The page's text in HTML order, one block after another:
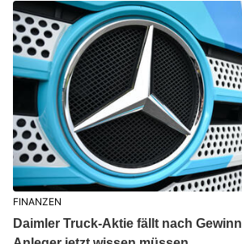
FINANZEN
Daimler Truck-Aktie fällt nach